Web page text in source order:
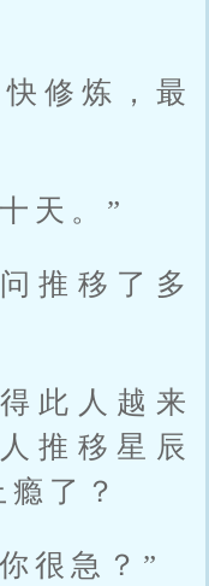
修炼，最
天。”
推移了多
此人越来
推移星辰
了？
很急？”